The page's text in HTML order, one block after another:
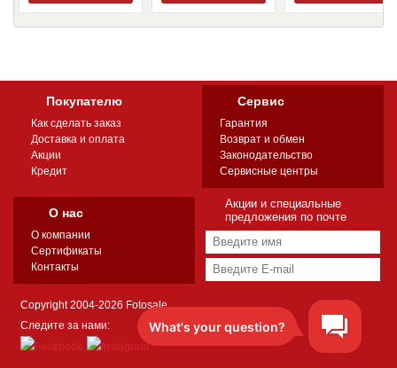
Купить Купить
Покупателю
Как сделать заказ
Доставка и оплата
Акции
Кредит
Сервис
Гарантия
Возврат и обмен
Законодательство
Сервисные центры
О нас
О компании
Сертификаты
Контакты
Акции и специальные
предложения по почте
Copyright 2004-2026 Fotosale
Следите за нами: